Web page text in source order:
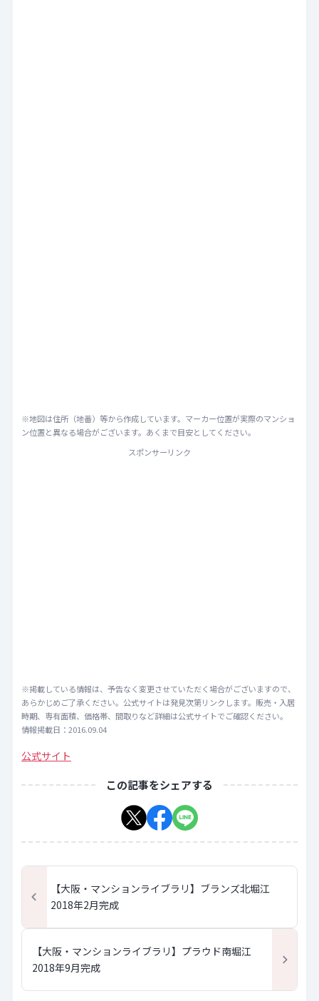
※地図は住所（地番）等から作成しています。マーカー位置が実際のマンショ
ン位置と異なる場合がございます。あくまで目安としてください。
スポンサーリンク
※掲載している情報は、予告なく変更させていただく場合がございますので、
あらかじめご了承ください。公式サイトは発見次第リンクします。販売・入居
時期、専有面積、価格帯、間取りなど詳細は公式サイトでご確認ください。
情報掲載日：2016.09.04
公式サイト
この記事をシェアする
【大阪・マンションライブラリ】ブランズ北堀江
2018年2月完成
【大阪・マンションライブラリ】プラウド南堀江
2018年9月完成